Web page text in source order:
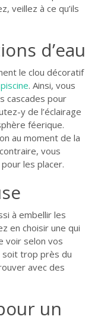
veillez à ce qu’ils
d’eau
le clou décoratif
. Ainsi, vous
cascades pour
y de l’éclairage
féerique.
au moment de la
vous
les placer.
à embellir les
en choisir une qui
voir selon vos
soit trop près du
avec des
un